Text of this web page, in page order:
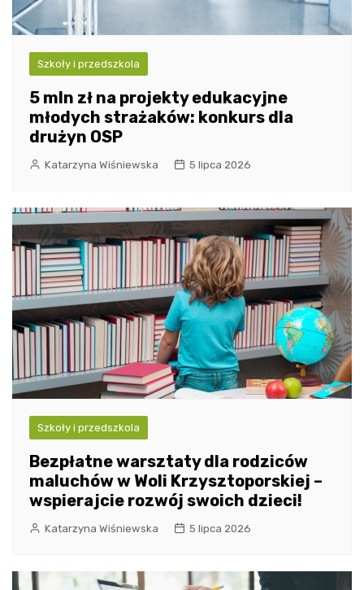
Szkoły i przedszkola
5 mln zł na projekty edukacyjne
młodych strażaków: konkurs dla
drużyn OSP
Katarzyna Wiśniewska 5 lipca 2026
Szkoły i przedszkola
Bezpłatne warsztaty dla rodziców
maluchów w Woli Krzysztoporskiej –
wspierajcie rozwój swoich dzieci!
Katarzyna Wiśniewska 5 lipca 2026